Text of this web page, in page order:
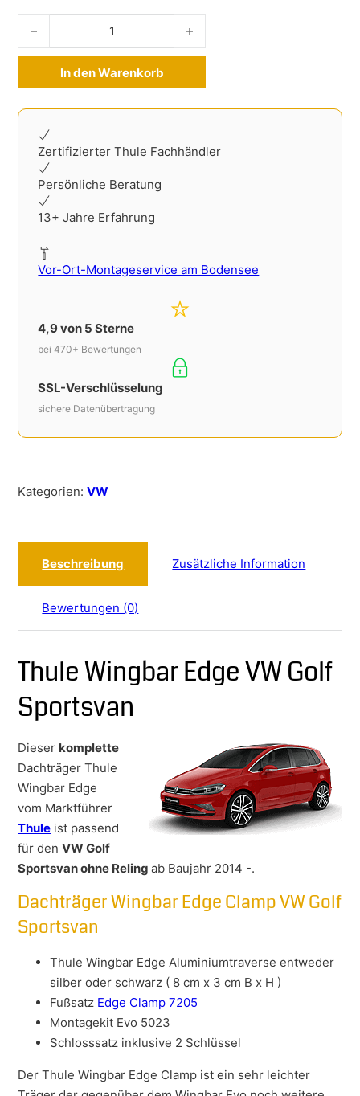
Thule Wingbar Edge VW Golf Sportsvan ohne Reling ab
In den Warenkorb
Zertifizierter Thule Fachhändler
Persönliche Beratung
13+ Jahre Erfahrung
Vor-Ort-Montageservice am Bodensee
4,9 von 5 Sterne
bei 470+ Bewertungen
SSL-Verschlüsselung
sichere Datenübertragung
Kategorien:VW
Beschreibung Zusätzliche Information
Bewertungen (0)
Thule Wingbar Edge VW Golf
Sportsvan
Dieser komplette
Dachträger Thule
Wingbar Edge
vom Marktführer
Thule ist passend
für denVW Golf
Sportsvan ohne Relingab Baujahr 2014 -.
Dachträger Wingbar Edge Clamp VW Golf
Sportsvan
Thule Wingbar Edge Aluminiumtraverse entweder
silber oder schwarz ( 8 cm x 3 cm B x H )
Fußsatz Edge Clamp 7205
Montagekit Evo 5023
Schlosssatz inklusive 2 Schlüssel
Der Thule Wingbar Edge Clamp ist ein sehr leichter